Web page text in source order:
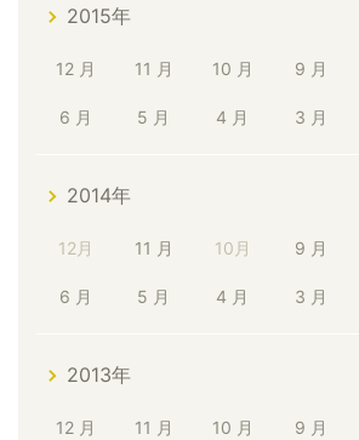
2015年
12 月 11 月 10 月 9 月
6 月 5 月 4 月 3 月
2014年
12月 11 月 10月 9 月
6 月 5 月 4 月 3 月
2013年
12 月 11 月 10 月 9 月